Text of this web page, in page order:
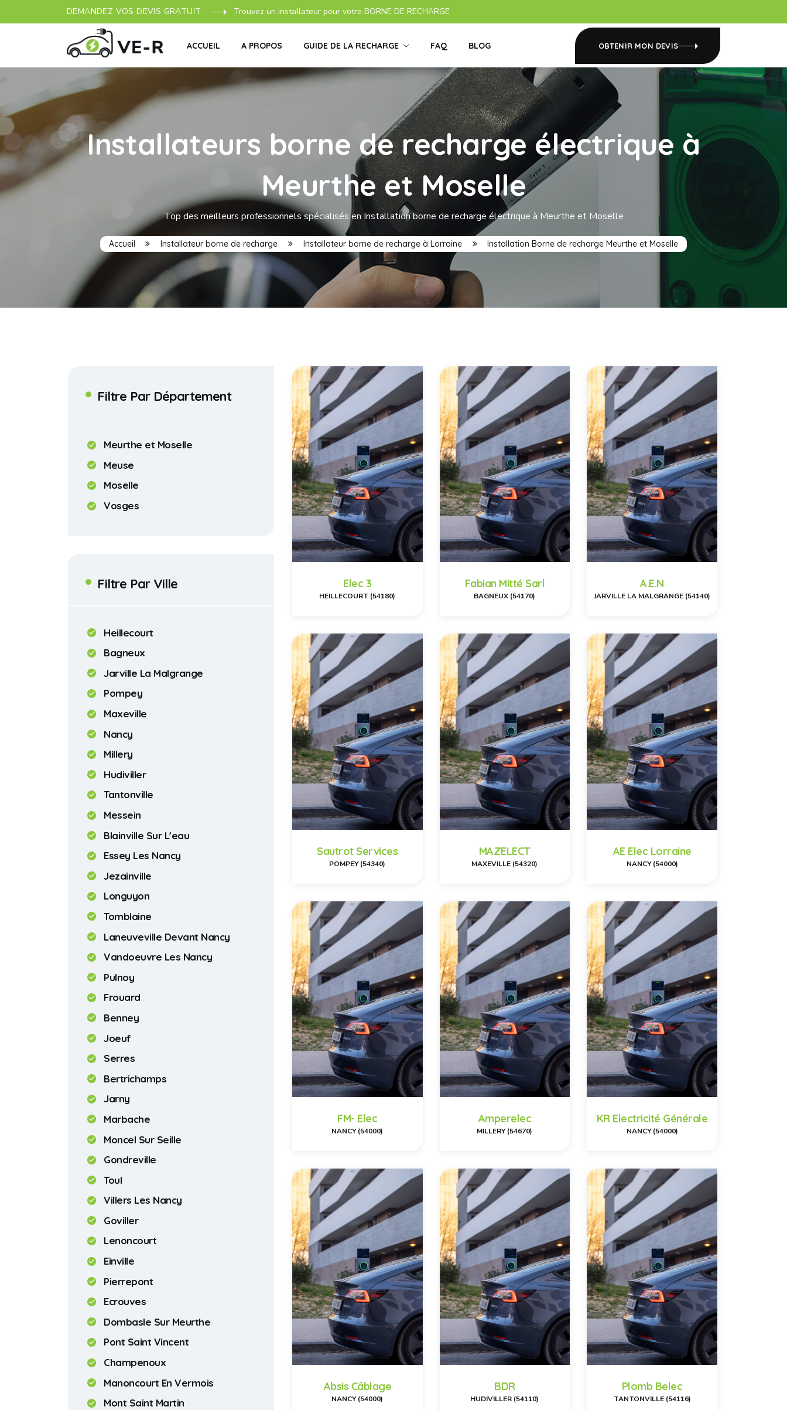
DEMANDEZ VOS DEVIS GRATUIT Trouvez un installateur pour votre BORNE DE RECHARGE
ACCUEIL A PROPOS GUIDE DE LA RECHARGE FAQ BLOG OBTENIR MON DEVIS
Installateurs borne de recharge électrique à
Meurthe et Moselle
Top des meilleurs professionnels spécialisés en Installation borne de recharge électrique à Meurthe et Moselle
Accueil Installateur borne de recharge Installateur borne de recharge à Lorraine Installation Borne de recharge Meurthe et Moselle
Filtre Par Département
Meurthe et Moselle
Meuse
Moselle
Vosges
Filtre Par Ville
Heillecourt
Bagneux
Jarville La Malgrange
Pompey
Maxeville
Nancy
Millery
Hudiviller
Tantonville
Messein
Blainville Sur L'eau
Essey Les Nancy
Jezainville
Longuyon
Tomblaine
Laneuveville Devant Nancy
Vandoeuvre Les Nancy
Pulnoy
Frouard
Benney
Joeuf
Serres
Bertrichamps
Jarny
Marbache
Moncel Sur Seille
Gondreville
Toul
Villers Les Nancy
Goviller
Lenoncourt
Einville
Pierrepont
Ecrouves
Dombasle Sur Meurthe
Pont Saint Vincent
Champenoux
Manoncourt En Vermois
Mont Saint Martin
Elec 3
HEILLECOURT (54180)
Fabian Mitté Sarl
BAGNEUX (54170)
A.E.N
JARVILLE LA MALGRANGE (54140)
Sautrot Services
POMPEY (54340)
MAZELECT
MAXEVILLE (54320)
AE Elec Lorraine
NANCY (54000)
FM- Elec
NANCY (54000)
Amperelec
MILLERY (54670)
KR Electricité Générale
NANCY (54000)
Absis Câblage
NANCY (54000)
BDR
HUDIVILLER (54110)
Plomb Belec
TANTONVILLE (54116)